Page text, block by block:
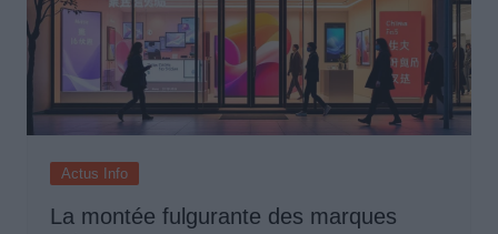
Actus Info
La montée fulgurante des marques